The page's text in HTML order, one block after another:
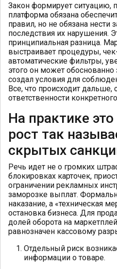
Закон формирует ситуацию,
платформа обязана
правил, но не обязана нести
последствия их нарушения.
принципиальная разница.
выстраивает процедуры,
автоматические фильтры,
этого он может обоснованно
создал условия для
Все, что происходит дальше,
ответственности
На практике это
рост так
скрытых
Речь идет не о громких
блокировках карточек,
ограничении рекламных
заморозке выплат.
наказание, а «техническая
остановка бизнеса. Для
долей оборота на
равнозначен кассовому
Отдельный риск
информации о товаре.